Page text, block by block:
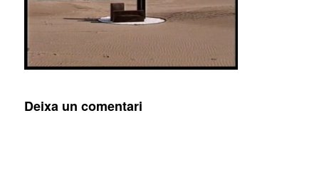
Deixa un comentari